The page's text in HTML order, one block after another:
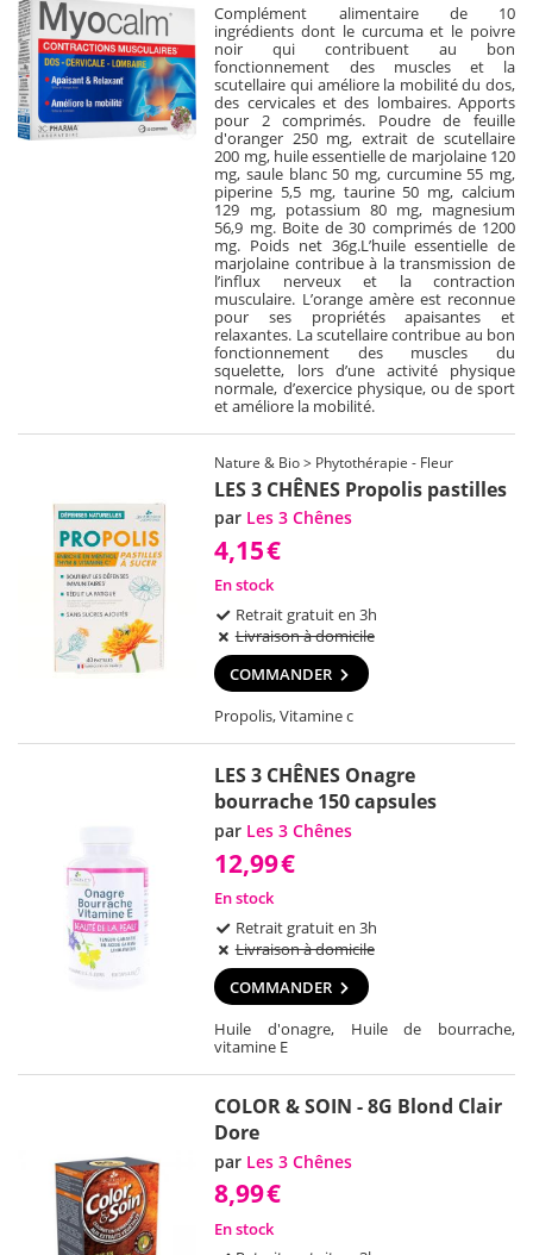
Complément alimentaire de 10
ingrédients dont le curcuma et le poivre
noir qui contribuent au bon
fonctionnement des muscles et la
scutellaire qui améliore la mobilité du dos,
des cervicales et des lombaires. Apports
pour 2 comprimés. Poudre de feuille
d'oranger 250 mg, extrait de scutellaire
200 mg, huile essentielle de marjolaine 120
mg, saule blanc 50 mg, curcumine 55 mg,
piperine 5,5 mg, taurine 50 mg, calcium
129 mg, potassium 80 mg, magnesium
56,9 mg. Boite de 30 comprimés de 1200
mg. Poids net 36g.L’huile essentielle de
marjolaine contribue à la transmission de
l’influx nerveux et la contraction
musculaire. L’orange amère est reconnue
pour ses propriétés apaisantes et
relaxantes. La scutellaire contribue au bon
fonctionnement des muscles du
squelette, lors d’une activité physique
normale, d’exercice physique, ou de sport
et améliore la mobilité.
Nature & Bio > Phytothérapie - Fleur
LES 3 CHÊNES Propolis pastilles
par Les 3 Chênes
4,15€
En stock
Retrait gratuit en 3h
Livraison à domicile
COMMANDER
Propolis, Vitamine c
LES 3 CHÊNES Onagre
bourrache 150 capsules
par Les 3 Chênes
12,99€
En stock
Retrait gratuit en 3h
Livraison à domicile
COMMANDER
Huile d'onagre, Huile de bourrache,
vitamine E
COLOR & SOIN - 8G Blond Clair
Dore
par Les 3 Chênes
8,99€
En stock